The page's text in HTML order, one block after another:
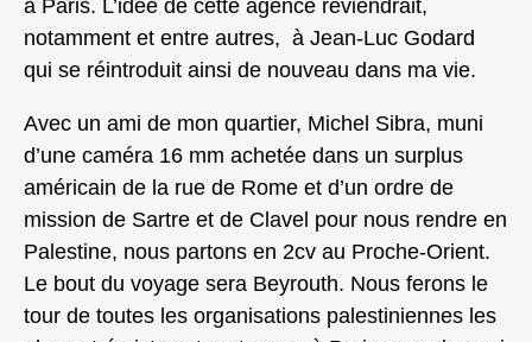
à Paris. L’idée de cette agence reviendrait,
notamment et entre autres, à Jean-Luc Godard
qui se réintroduit ainsi de nouveau dans ma vie.
Avec un ami de mon quartier, Michel Sibra, muni
d’une caméra 16 mm achetée dans un surplus
américain de la rue de Rome et d’un ordre de
mission de Sartre et de Clavel pour nous rendre en
Palestine, nous partons en 2cv au Proche-Orient.
Le bout du voyage sera Beyrouth. Nous ferons le
tour de toutes les organisations palestiniennes les